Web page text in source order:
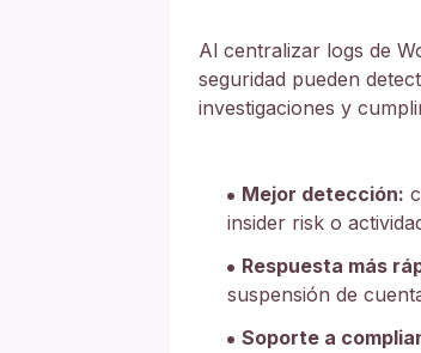
Al centralizar logs de
seguridad pueden
investigaciones y
Mejor detección:
insider risk o
Respuesta más
suspensión de
Soporte a